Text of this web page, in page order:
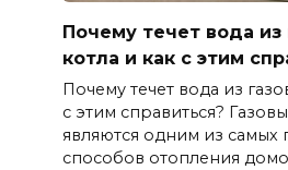
Почему течет вода из
котла и как с этим
Почему течет вода из
с этим справиться?
являются одним из самых
способов отопления